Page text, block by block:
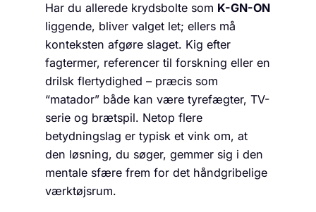
Har du allerede krydsbolte som K-GN-ON
liggende, bliver valget let; ellers må
konteksten afgøre slaget. Kig efter
fagtermer, referencer til forskning eller en
drilsk flertydighed – præcis som
“matador” både kan være tyrefægter, TV-
serie og brætspil. Netop flere
betydningslag er typisk et vink om, at
den løsning, du søger, gemmer sig i den
mentale sfære frem for det håndgribelige
værktøjsrum.